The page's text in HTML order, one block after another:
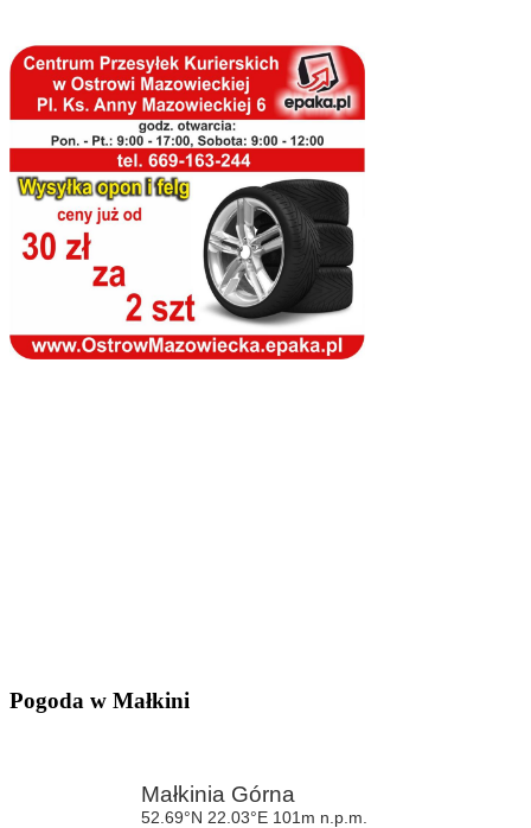
Pogoda w Małkini